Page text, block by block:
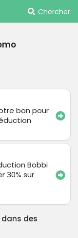
Chercher
bon pour
Bobbi
30% sur
des